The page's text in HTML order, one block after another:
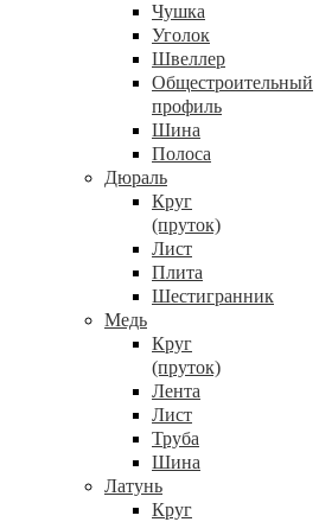
Чушка
Уголок
Швеллер
Общестроительный
профиль
Шина
Полоса
Дюраль
Круг
(пруток)
Лист
Плита
Шестигранник
Медь
Круг
(пруток)
Лента
Лист
Труба
Шина
Латунь
Круг